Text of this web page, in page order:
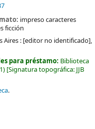
impreso caracteres
ficción
Aires : [editor no identificado],
para préstamo: Biblioteca
Signatura topográfica: JJB
.